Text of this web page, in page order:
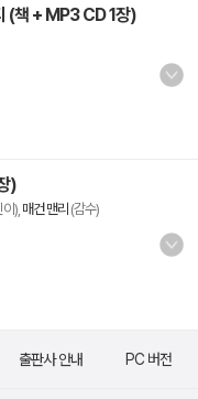
(책 + MP3 CD 1장)
)
), 매건 맨리 (감수)
출판사 안내 PC 버전